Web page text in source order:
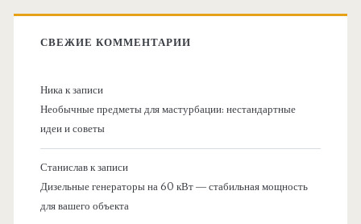
СВЕЖИЕ КОММЕНТАРИИ
Никак записи
Необычные предметы для мастурбации: нестандартные
идеи и советы
Станиславк записи
Дизельные генераторы на 60 кВт — стабильная мощность
для вашего объекта